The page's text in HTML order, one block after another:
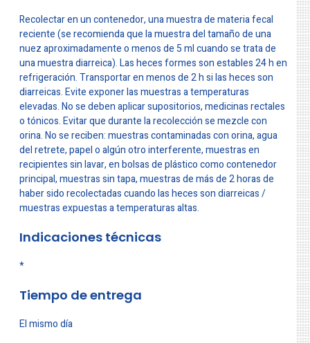
Recolectar en un contenedor, una muestra de materia fecal
reciente (se recomienda que la muestra del tamaño de una
nuez aproximadamente o menos de 5 ml cuando se trata de
una muestra diarreica). Las heces formes son estables 24 h en
refrigeración. Transportar en menos de 2 h si las heces son
diarreicas. Evite exponer las muestras a temperaturas
elevadas. No se deben aplicar supositorios, medicinas rectales
o tónicos. Evitar que durante la recolección se mezcle con
orina. No se reciben: muestras contaminadas con orina, agua
del retrete, papel o algún otro interferente, muestras en
recipientes sin lavar, en bolsas de plástico como contenedor
principal, muestras sin tapa, muestras de más de 2 horas de
haber sido recolectadas cuando las heces son diarreicas /
muestras expuestas a temperaturas altas.
Indicaciones técnicas
*
Tiempo de entrega
El mismo día